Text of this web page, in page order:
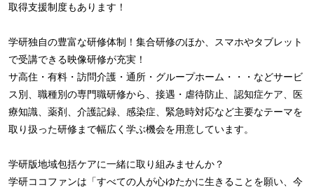
取得支援制度もあります！
学研独自の豊富な研修体制！集合研修のほか、スマホやタブレット
で受講できる映像研修が充実！
サ高住・有料・訪問介護・通所・グループホーム・・・などサービ
ス別、職種別の専門職研修から、接遇・虐待防止、認知症ケア、医
療知識、薬剤、介護記録、感染症、緊急時対応など主要なテーマを
取り扱った研修まで幅広く学ぶ機会を用意しています。
学研版地域包括ケアに一緒に取り組みませんか？
学研ココファンは「すべての人が心ゆたかに生きることを願い、今